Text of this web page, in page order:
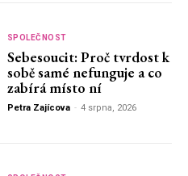
SPOLEČNOST
Sebesoucit: Proč tvrdost k
sobě samé nefunguje a co
zabírá místo ní
Petra Zajícova - 4 srpna, 2026